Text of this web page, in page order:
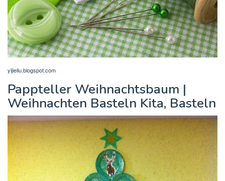
yijieliu.blogspot.com
Pappteller Weihnachtsbaum |
Weihnachten Basteln Kita, Basteln